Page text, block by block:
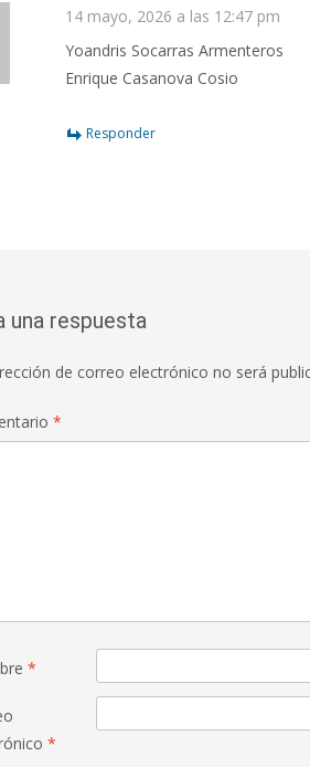
14 mayo, 2026 a las 12:47 pm
Yoandris Socarras Armenteros
Enrique Casanova Cosio
Responder
una respuesta
de correo electrónico no será
*
*
*